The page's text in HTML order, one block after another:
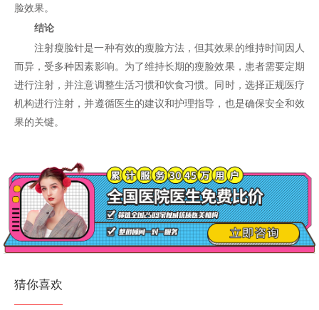
脸效果。
结论
注射瘦脸针是一种有效的瘦脸方法，但其效果的维持时间因人
而异，受多种因素影响。为了维持长期的瘦脸效果，患者需要定期
进行注射，并注意调整生活习惯和饮食习惯。同时，选择正规医疗
机构进行注射，并遵循医生的建议和护理指导，也是确保安全和效
果的关键。
猜你喜欢